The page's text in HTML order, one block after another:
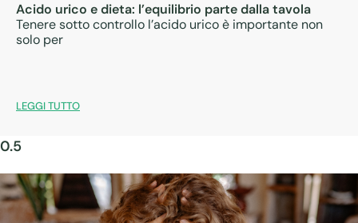
Acido urico e dieta: l’equilibrio parte dalla tavola
Tenere sotto controllo l’acido urico è importante non
solo per
LEGGI TUTTO